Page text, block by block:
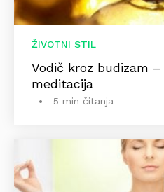
ŽIVOTNI STIL
Vodič kroz budizam –
meditacija
5 min čitanja